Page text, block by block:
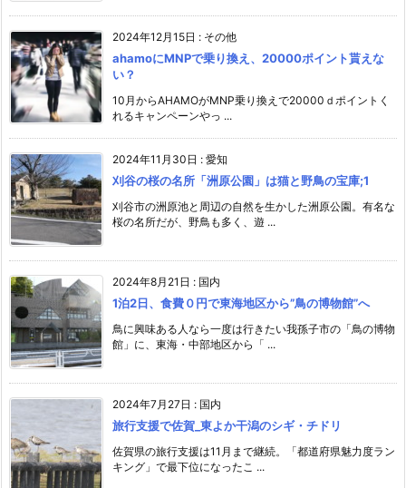
2024年12月15日 : その他
ahamoにMNPで乗り換え、20000ポイント貰えな
い？
10月からAHAMOがMNP乗り換えで20000ｄポイントく
れるキャンペーンやっ ...
2024年11月30日 : 愛知
刈谷の桜の名所「洲原公園」は猫と野鳥の宝庫;1
刈谷市の洲原池と周辺の自然を生かした洲原公園。有名な
桜の名所だが、野鳥も多く、遊 ...
2024年8月21日 : 国内
1泊2日、食費０円で東海地区から”鳥の博物館”へ
鳥に興味ある人なら一度は行きたい我孫子市の「鳥の博物
館」に、東海・中部地区から「 ...
2024年7月27日 : 国内
旅行支援で佐賀_東よか干潟のシギ・チドリ
佐賀県の旅行支援は11月まで継続。「都道府県魅力度ラン
キング」で最下位になったこ ...